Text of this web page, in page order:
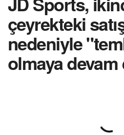
çeyrekteki
nedeniyle
olmaya